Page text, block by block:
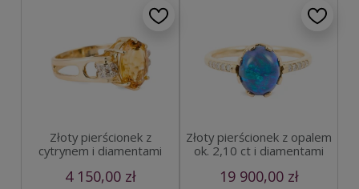
Złoty pierścionek z
cytrynem i diamentami
4 150,00 zł
Złoty pierścionek z opalem
ok. 2,10 ct i diamentami
19 900,00 zł